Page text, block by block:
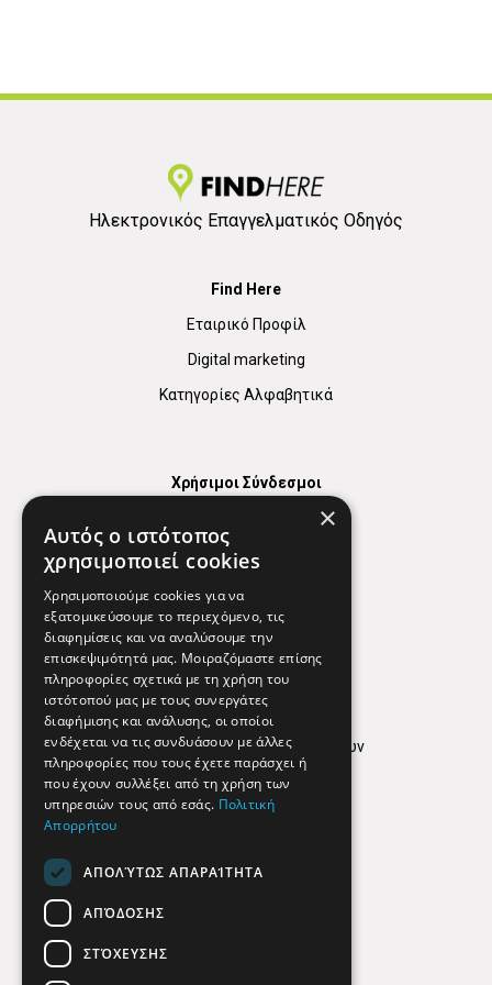
Ηλεκτρονικός Επαγγελματικός Οδηγός
Find Here
Εταιρικό Προφίλ
Digital marketing
Κατηγορίες Αλφαβητικά
Χρήσιμοι Σύνδεσμοι
Χρήσιμα Τηλέφωνα
Εφημερεύοντα Φαρμακεία
Απόρρητο
Όροι Χρήσης
Πολιτική προστασίας δεδομένων
Findhere
Social Media
×
Αυτός ο ιστότοπος
χρησιμοποιεί cookies
Χρησιμοποιούμε cookies για να
εξατομικεύσουμε το περιεχόμενο, τις
διαφημίσεις και να αναλύσουμε την
επισκεψιμότητά μας. Μοιραζόμαστε επίσης
πληροφορίες σχετικά με τη χρήση του
ιστότοπού μας με τους συνεργάτες
διαφήμισης και ανάλυσης, οι οποίοι
ενδέχεται να τις συνδυάσουν με άλλες
πληροφορίες που τους έχετε παράσχει ή
που έχουν συλλέξει από τη χρήση των
υπηρεσιών τους από εσάς. Πολιτική
Απορρήτου
ΑΠΟΛΎΤΩΣ ΑΠΑΡΑΊΤΗΤΑ
ΑΠΌΔΟΣΗΣ
ΣΤΌΧΕΥΣΗΣ